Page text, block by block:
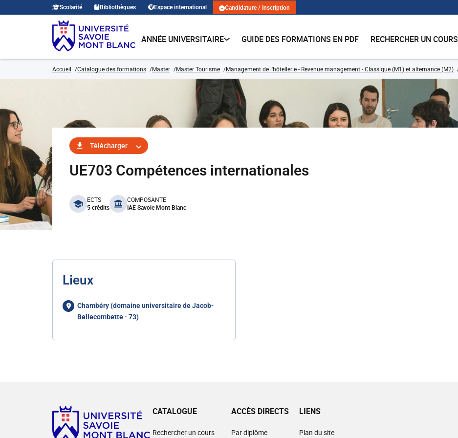
Scolarité Bibliothèques Espace international Candidature / Inscription
ANNÉE UNIVERSITAIRE GUIDE DES FORMATIONS EN PDF RECHERCHER UN COURS
Accueil Catalogue des formations Master Master Tourisme Management de l'hôtellerie - Revenue management - Classique (M1) et alternance (M2)
Télécharger
UE703 Compétences internationales
benefits
ECTS
5 crédits
COMPOSANTE
IAE Savoie Mont Blanc
Lieux
Chambéry (domaine universitaire de Jacob-
Bellecombette - 73)
CATALOGUE
Rechercher un cours
ACCÈS DIRECTS
Par diplôme
LIENS
Plan du site